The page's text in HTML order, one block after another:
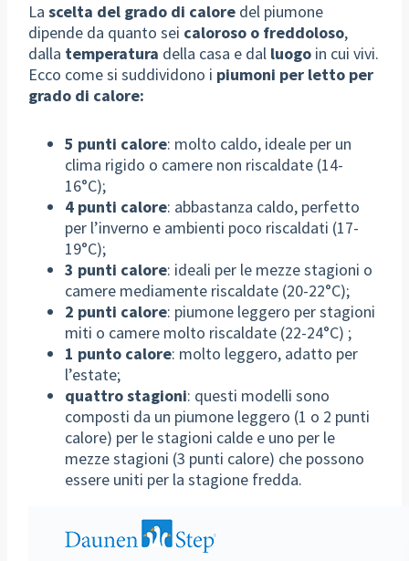
La scelta del grado di caloredel piumone
dipende da quanto sei caloroso o freddoloso,
dalla temperatura della casa e dal luogo in cui vivi.
Ecco come si suddividono i piumoni per letto per
grado di calore:
5 punti calore: molto caldo, ideale per un
clima rigido o camere non riscaldate (14-
16°C);
4 punti calore: abbastanza caldo, perfetto
per l’inverno e ambienti poco riscaldati (17-
19°C);
3 punti calore: ideali per le mezze stagioni o
camere mediamente riscaldate (20-22°C);
2 punti calore: piumone leggero per stagioni
miti o camere molto riscaldate (22-24°C) ;
1 punto calore: molto leggero, adatto per
l’estate;
quattro stagioni: questi modelli sono
composti da un piumone leggero (1 o 2 punti
calore) per le stagioni calde e uno per le
mezze stagioni (3 punti calore) che possono
essere uniti per la stagione fredda.